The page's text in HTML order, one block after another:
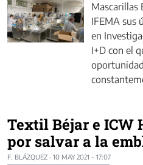
Mascarillas
IFEMA sus
en
I+D con el
Textil Béjar e ICW
por salvar a la
F. BLÁZQUEZ · 10 MAY 2021 - 17:07